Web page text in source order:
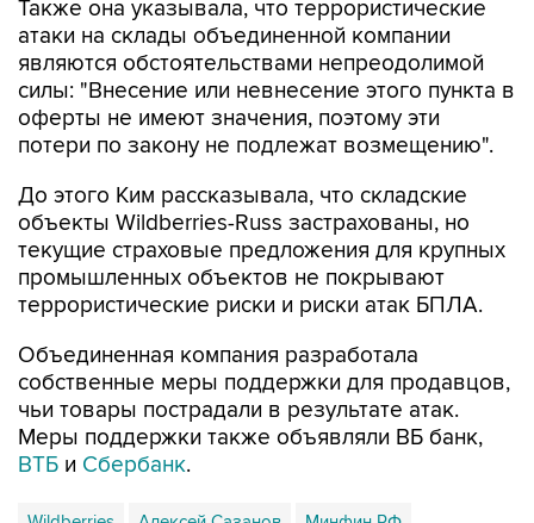
Также она указывала, что террористические
атаки на склады объединенной компании
являются обстоятельствами непреодолимой
силы: "Внесение или невнесение этого пункта в
оферты не имеют значения, поэтому эти
потери по закону не подлежат возмещению".
До этого Ким рассказывала, что складские
объекты Wildberries-Russ застрахованы, но
текущие страховые предложения для крупных
промышленных объектов не покрывают
террористические риски и риски атак БПЛА.
Объединенная компания разработала
собственные меры поддержки для продавцов,
чьи товары пострадали в результате атак.
Меры поддержки также объявляли ВБ банк,
ВТБ и Сбербанк.